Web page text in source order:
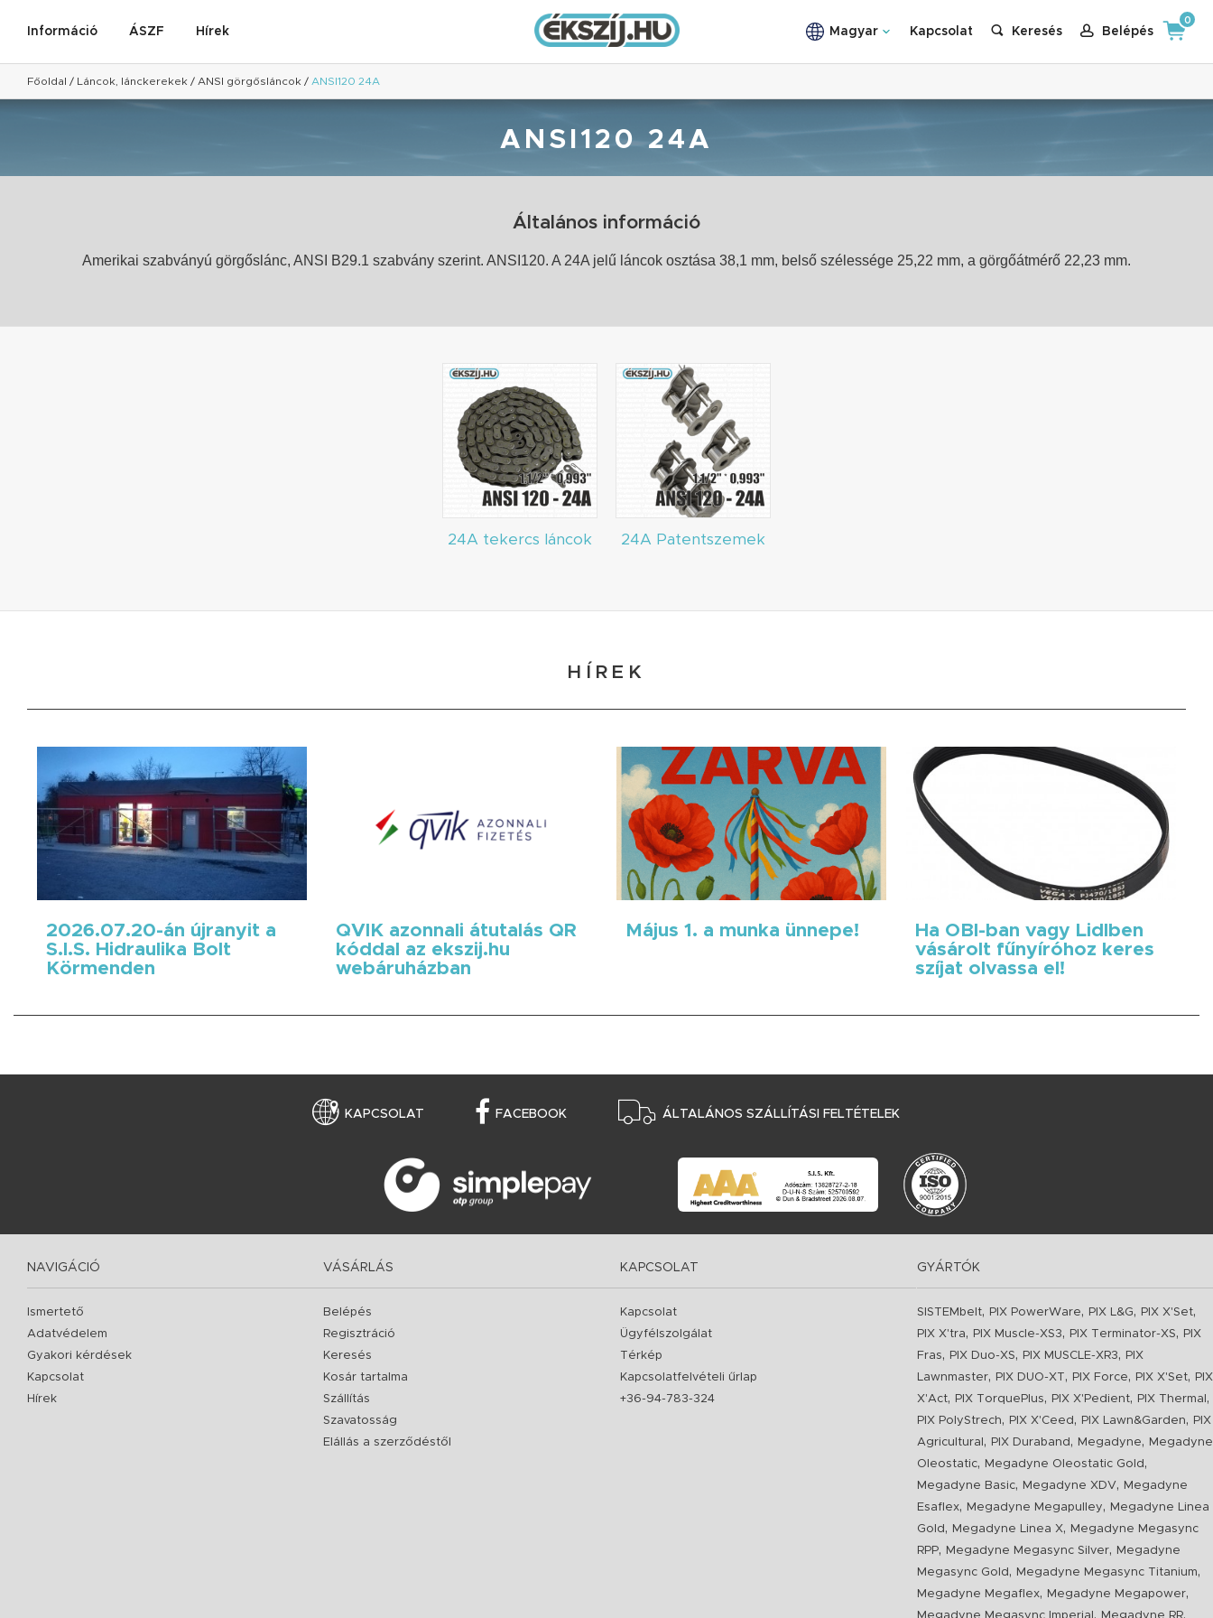
Információ ÁSZF Hírek Magyar Kapcsolat Keresés Belépés
0
Főoldal / Láncok, lánckerekek / ANSI görgősláncok / ANSI120 24A
ANSI120 24A
Általános információ
Amerikai szabványú görgőslánc, ANSI B29.1 szabvány szerint. ANSI120. A 24A jelű láncok osztása 38,1 mm, belső szélessége 25,22 mm, a görgőátmérő 22,23 mm.
24A tekercs láncok 24A Patentszemek
HÍREK
2026.07.20-án újranyit a
S.I.S. Hidraulika Bolt
Körmenden
QVIK azonnali átutalás QR
kóddal az ekszij.hu
webáruházban
Május 1. a munka ünnepe!
Ha OBI-ban vagy Lidlben
vásárolt fűnyíróhoz keres
szíjat olvassa el!
KAPCSOLAT FACEBOOK ÁLTALÁNOS SZÁLLÍTÁSI FELTÉTELEK
NAVIGÁCIÓ
Ismertető
Adatvédelem
Gyakori kérdések
Kapcsolat
Hírek
VÁSÁRLÁS
Belépés
Regisztráció
Keresés
Kosár tartalma
Szállítás
Szavatosság
Elállás a szerződéstől
KAPCSOLAT
Kapcsolat
Ügyfélszolgálat
Térkép
Kapcsolatfelvételi űrlap
+36-94-783-324
GYÁRTÓK
SISTEMbelt, PIX PowerWare, PIX L&G, PIX X'Set,
PIX X'tra, PIX Muscle-XS3, PIX Terminator-XS,
PIX
Fras, PIX Duo-XS, PIX MUSCLE-XR3,
PIX
Lawnmaster, PIX DUO-XT , PIX Force, PIX X'Set,
PIX
X'Act, PIX TorquePlus, PIX X'Pedient, PIX Thermal ,
PIX PolyStrech, PIX X'Ceed , PIX Lawn&Garden,
PIX
Agricultural , PIX Duraband , Megadyne,
Megadyne
Oleostatic, Megadyne Oleostatic Gold ,
Megadyne Basic, Megadyne XDV,
Megadyne
Esaflex, Megadyne Megapulley,
Megadyne Linea
Gold , Megadyne Linea X,
Megadyne Megasync
RPP, Megadyne Megasync Silver,
Megadyne
Megasync Gold , Megadyne Megasync Titanium,
Megadyne Megaflex, Megadyne Megapower,
, ,